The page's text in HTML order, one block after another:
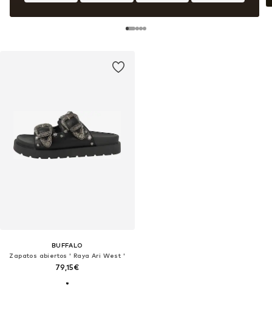
BUFFALO
Zapatos abiertos ' Raya Ari West '
79,15€